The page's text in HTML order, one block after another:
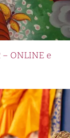
– ONLINE e